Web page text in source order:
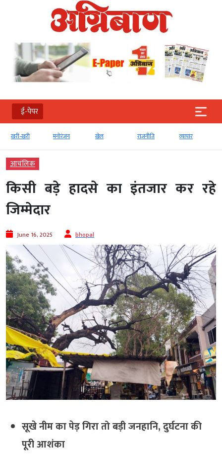
ई-पेपर
खरी-खरी मनोरंजन खेल राजनीति व्‍यापार
आचंलिक
किसी बड़े हादसे का इंतजार कर रहे
जिम्मेदार
June 16, 2025 bhopal
सूखे नीम का पेड़ गिरा तो बड़ी जनहानि, दुर्घटना की
पूरी आशंका